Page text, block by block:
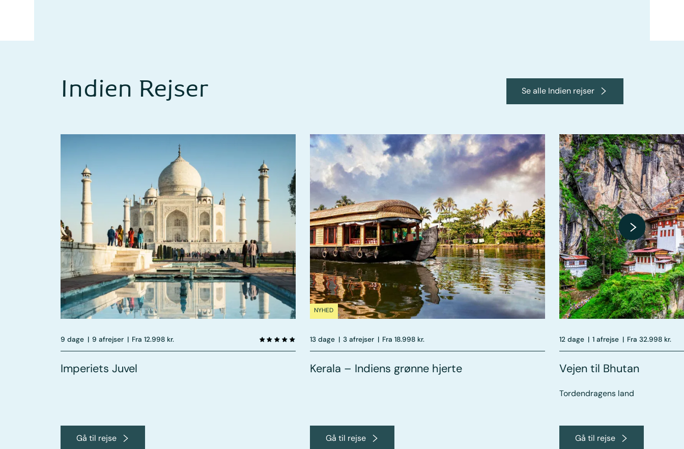
Indien Rejser Se alle Indien rejser
9 dage | 9 afrejser | Fra 12.998 kr.
Imperiets Juvel
Gå til rejse
NYHED
13 dage | 3 afrejser | Fra 18.998 kr.
Kerala – Indiens grønne hjerte
Gå til rejse
12 dage | 1 afrejse | Fra 32.998 kr.
Vejen til Bhutan
Tordendragens land
Gå til rejse